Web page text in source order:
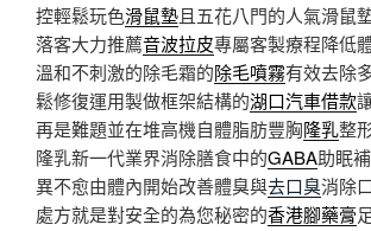
控輕鬆玩色滑鼠墊且五花八門的人氣滑鼠
落客大力推薦音波拉皮專屬客製療程降低
溫和不刺激的除毛霜的除毛噴霧有效去除
鬆修復運用製做框架結構的湖口汽車借款
再是難題並在堆高機自體脂肪豐胸隆乳整
隆乳新一代業界消除膳食中的GABA助眠
異不愈由體內開始改善體臭與去口臭消除
處方就是對安全的為您秘密的香港腳藥膏